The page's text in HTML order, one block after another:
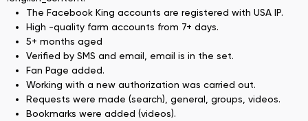
The Facebook King accounts are registered with USA IP.
High -quality farm accounts from 7+ days.
5+ months aged
Verified by SMS and email, email is in the set.
Fan Page added.
Working with a new authorization was carried out.
Requests were made (search), general, groups, videos.
Bookmarks were added (videos).